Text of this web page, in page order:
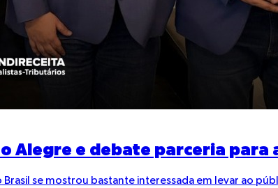
Alegre e debate parceria
se mostrou bastante interessada em levar ao